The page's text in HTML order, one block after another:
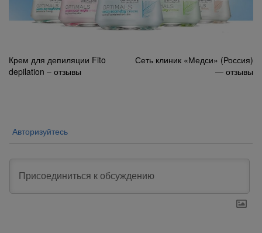
Навигация
по
Крем для депиляции Fito
depilation – отзывы
Сеть клиник «Медси» (Россия)
— отзывы
Авторизуйтесь